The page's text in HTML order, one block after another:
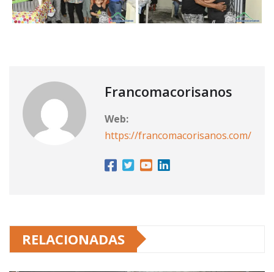
Francomacorisanos
Web:
https://francomacorisanos.com/
RELACIONADAS